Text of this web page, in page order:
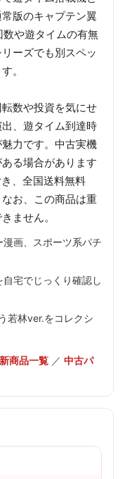
版のキャプテン翼
や遊タイムの有無
ーズでも別スペッ
。
数や投資を気にせ
、遊タイム到達時
力です。中古実機
る場合があります
、全国送料無料
なお、この商品は重
ません。
画、スポーツ系パチ
宅でじっくり確認し
若林ver.をコレクシ
新商品一覧 ／ 中古パ